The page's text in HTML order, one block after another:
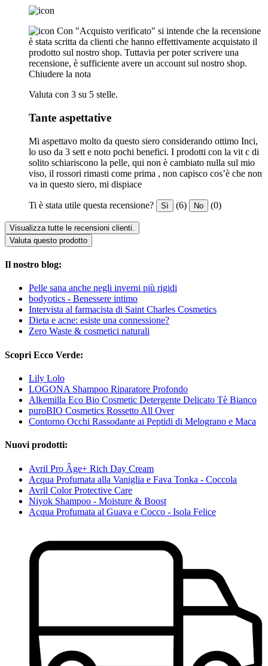
Con "Acquisto verificato" si intende che la recensione
è stata scritta da clienti che hanno effettivamente acquistato il
prodotto sul nostro shop. Tuttavia per poter scrivere una
recensione, è sufficiente avere un account sul nostro shop.
Chiudere la nota
Valuta con 3 su 5 stelle.
Tante aspettative
Mi aspettavo molto da questo siero considerando ottimo Inci,
lo uso da 3 sett e noto pochi benefici. I prodotti con la vit c di
solito schiariscono la pelle, qui non è cambiato nulla sul mio
viso, il rossori rimasti come prima , non capisco cos’è che non
va in questo siero, mi dispiace
Ti è stata utile questa recensione? Sì (6) No (0)
Visualizza tutte le recensioni clienti.
Valuta questo prodotto
Il nostro blog:
Pelle sana anche negli inverni più rigidi
bodyotics - Benessere intimo
Intervista al farmacista di Saint Charles Cosmetics
Dieta e acne: esiste una connessione?
Zero Waste & cosmetici naturali
Scopri Ecco Verde:
Lily Lolo
LOGONA Shampoo Riparatore Profondo
Alkemilla Eco Bio Cosmetic Detergente Delicato Tè Bianco
puroBIO Cosmetics Rossetto All Over
Contorno Occhi Rassodante ai Peptidi di Melograno e Maca
Nuovi prodotti:
Avril Pro Âge+ Rich Day Cream
Acqua Profumata alla Vaniglia e Fava Tonka - Coccola
Avril Color Protective Care
Niyok Shampoo - Moisture & Boost
Acqua Profumata al Guava e Cocco - Isola Felice